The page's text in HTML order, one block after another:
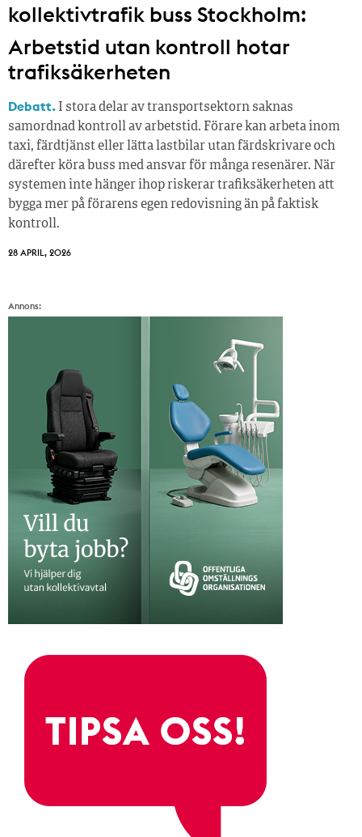
kollektivtrafik buss Stockholm:
Arbetstid utan kontroll hotar
trafiksäkerheten
Debatt. I stora delar av transportsektorn saknas
samordnad kontroll av arbetstid. Förare kan arbeta inom
taxi, färdtjänst eller lätta lastbilar utan färdskrivare och
därefter köra buss med ansvar för många resenärer. När
systemen inte hänger ihop riskerar trafiksäkerheten att
bygga mer på förarens egen redovisning än på faktisk
kontroll.
28 APRIL, 2026
Annons: